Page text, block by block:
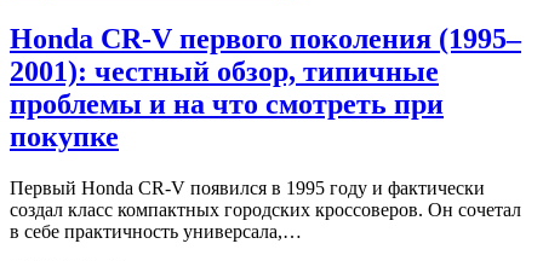
Honda CR-V первого поколения (1995–
2001): честный обзор, типичные
проблемы и на что смотреть при
покупке
Первый Honda CR-V появился в 1995 году и фактически
создал класс компактных городских кроссоверов. Он сочетал
в себе практичность универсала,…